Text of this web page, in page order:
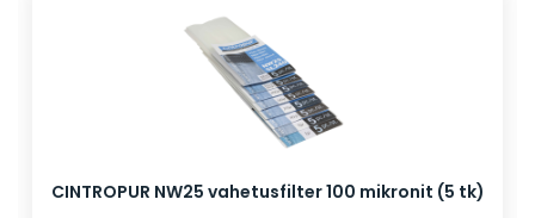
CINTROPUR NW25 vahetusfilter 100 mikronit (5 tk)